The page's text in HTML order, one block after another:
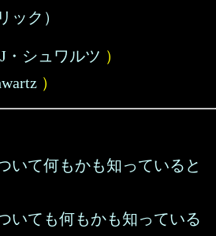
ック）
・シュワルツ ）
）
いて何もかも知っていると
いても何もかも知っている